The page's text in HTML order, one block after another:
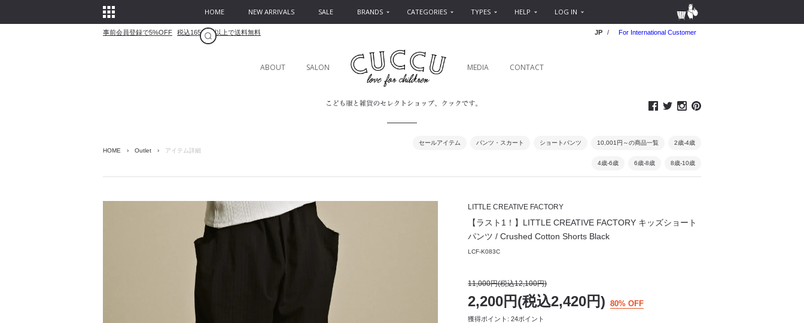
HOME NEW ARRIVALS SALE BRANDS CATEGORIES TYPES HELP LOG IN
事前会員登録で5%OFF 税込16500円以上で送料無料 JP / For International Customer
ABOUT SALON MEDIA CONTACT
HOME › Outlet › アイテム詳細
セールアイテム パンツ・スカート ショートパンツ 10,001円～の商品一覧 2歳-4歳
4歳-6歳 6歳-8歳 8歳-10歳
LITTLE CREATIVE FACTORY
【ラスト1！】LITTLE CREATIVE FACTORY キッズショート
パンツ / Crushed Cotton Shorts Black
LCF-K083C
11,000円(税込12,100円)
2,200円(税込2,420円) 80% OFF
獲得ポイント: 24ポイント